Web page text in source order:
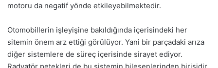
motoru da negatif yönde etkileyebilmektedir.
Otomobillerin işleyişine bakıldığında içerisindeki her
sitemin önem arz ettiği görülüyor. Yani bir parçadaki arıza
diğer sistemlere de süreç içerisinde sirayet ediyor.
Radyatör petekleri de bu sistemin bileşenlerinden birisidir.